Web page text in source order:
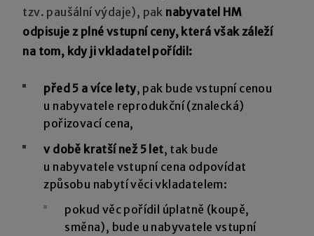
tzv. paušální výdaje), pak nabyvatel HM
odpisuje z plné vstupní ceny, která však záleží
na tom, kdy ji vkladatel pořídil:
před 5 a více lety, pak bude vstupní cenou
u nabyvatele reprodukční (znalecká)
pořizovací cena,
v době kratší než 5 let, tak bude
u nabyvatele vstupní cena odpovídat
způsobu nabytí věci vkladatelem:
pokud věc pořídil úplatně (koupě,
směna), bude u nabyvatele vstupní